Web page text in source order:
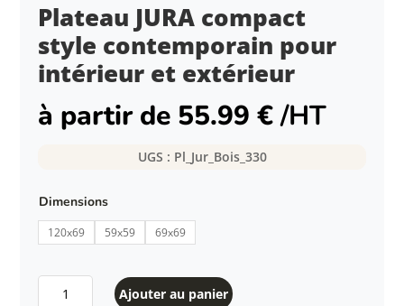
Plateau JURA compact
style contemporain pour
intérieur et extérieur
à partir de 55.99€ /HT
UGS : Pl_Jur_Bois_330
Dimensions
120x69 59x59 69x69
Ajouter au panier